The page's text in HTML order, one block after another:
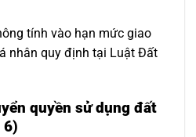
tính vào hạn mức giao
nhân quy định tại Luật Đất
quyền sử dụng đất
6)